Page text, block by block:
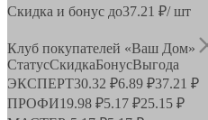
Скидка и бонус до37.21 ₽/ шт
Клуб покупателей «Ваш Дом»
СтатусСкидкаБонусВыгода
ЭКСПЕРТ30.32 ₽6.89 ₽37.21 ₽
ПРОФИ19.98 ₽5.17 ₽25.15 ₽